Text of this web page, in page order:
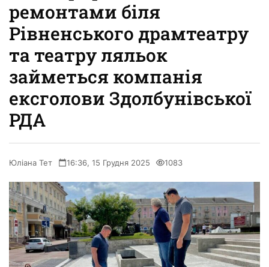
ремонтами біля
Рівненського драмтеатру
та театру ляльок
займеться компанія
ексголови Здолбунівської
РДА
Юліана Тет 16:36, 15 Грудня 2025 1083